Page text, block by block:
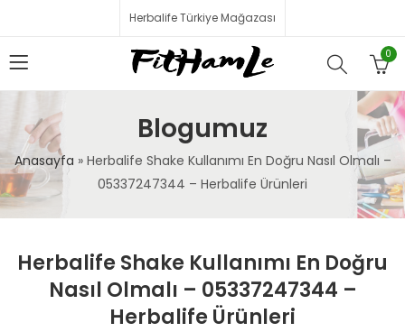
Herbalife Türkiye Mağazası
0
Blogumuz
Anasayfa » Herbalife Shake Kullanımı En Doğru Nasıl Olmalı –
05337247344 – Herbalife Ürünleri
Herbalife Shake Kullanımı En Doğru
Nasıl Olmalı – 05337247344 –
Herbalife Ürünleri